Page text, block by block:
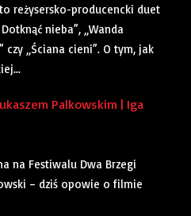
reżysersko-producencki duet
nieba”, „Wanda
„Ściana cieni”. O tym, jak
Palkowskim | Iga
na Festiwalu Dwa Brzegi
– dziś opowie o filmie